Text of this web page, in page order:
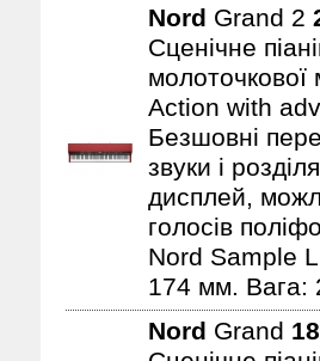
Nord Grand 2
Сценічне
Action with
Безшовні
звуки і
дисплей,
голосів
Nord Sample
174 мм. Вага:
Nord Grand